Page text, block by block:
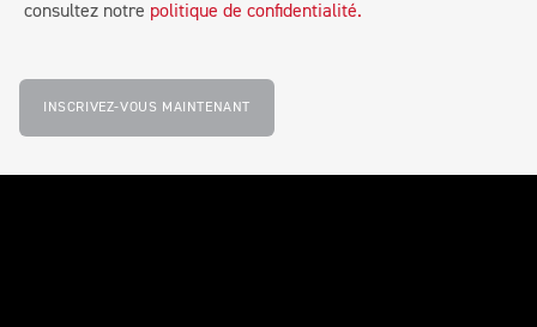
consultez notre politique de confidentialité.
INSCRIVEZ-VOUS MAINTENANT